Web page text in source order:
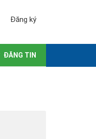
Đăng ký
ĐĂNG TIN